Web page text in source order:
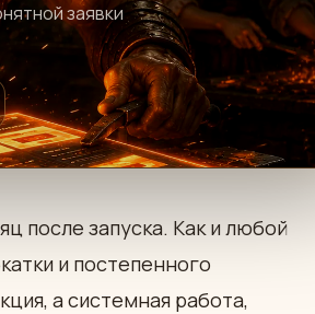
заявки
после запуска. Как и любой
и постепенного
а системная работа,